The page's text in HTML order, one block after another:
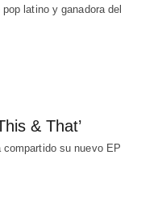
latino y ganadora del
& That’
compartido su nuevo EP